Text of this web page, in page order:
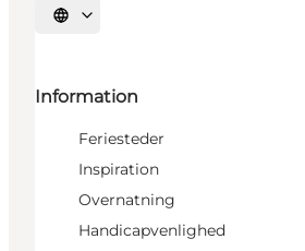
Vælg sprog
Information
Feriesteder
Inspiration
Overnatning
Handicapvenlighed